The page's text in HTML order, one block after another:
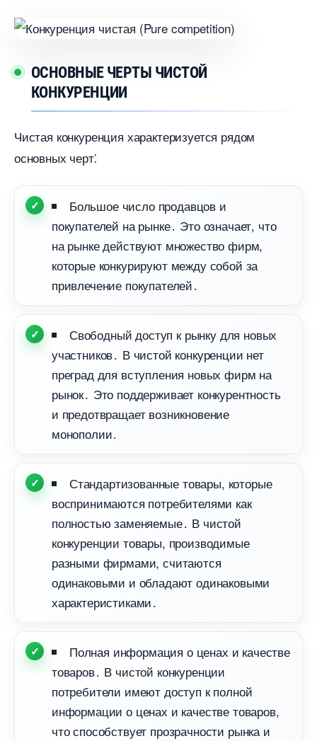
ОСНОВНЫЕ ЧЕРТЫ ЧИСТОЙ
КОНКУРЕНЦИИ
Чистая конкуренция характеризуется рядом
основных черт⁚
Большое число продавцов и
покупателей на рынке․ Это означает, что
на рынке действуют множество фирм,
которые конкурируют между собой за
привлечение покупателей․
Свободный доступ к рынку для новых
участников․ В чистой конкуренции нет
преград для вступления новых фирм на
рынок․ Это поддерживает конкурентность
и предотвращает возникновение
монополии․
Стандартизованные товары, которые
оспринимаются потребителями как
полностью заменяемые․ В чистой
конкуренции товары, производимые
разными фирмами, считаются
одинаковыми и обладают одинаковыми
характеристиками․
Полная информация о ценах и качестве
товаров․ В чистой конкуренции
потребители имеют доступ к полной
информации о ценах и качестве товаров,
что способствует прозрачности рынка и